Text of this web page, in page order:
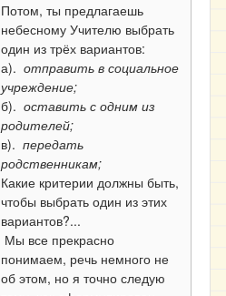
Потом, ты предлагаешь
небесному Учителю выбрать
один из трёх вариантов:
а). отправить в социальное
учреждение;
б). оставить с одним из
родителей;
в). передать
родственникам;
Какие критерии должны быть,
чтобы выбрать один из этих
вариантов?...
Мы все прекрасно
понимаем, речь немного не
об этом, но я точно следую